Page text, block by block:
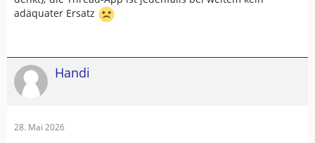
adäquater Ersatz
Handi
28. Mai 2026